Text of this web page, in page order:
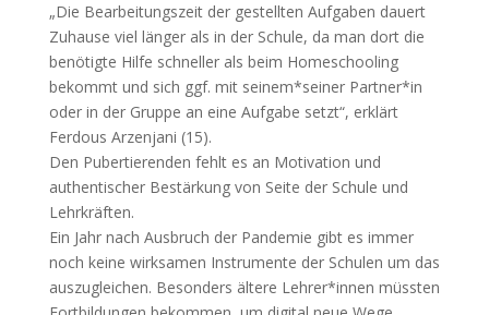
„Die Bearbeitungszeit der gestellten Aufgaben dauert
Zuhause viel länger als in der Schule, da man dort die
benötigte Hilfe schneller als beim Homeschooling
bekommt und sich ggf. mit seinem*seiner Partner*in
oder in der Gruppe an eine Aufgabe setzt“, erklärt
Ferdous Arzenjani (15).
Den Pubertierenden fehlt es an Motivation und
authentischer Bestärkung von Seite der Schule und
Lehrkräften.
Ein Jahr nach Ausbruch der Pandemie gibt es immer
noch keine wirksamen Instrumente der Schulen um das
auszugleichen. Besonders ältere Lehrer*innen müssten